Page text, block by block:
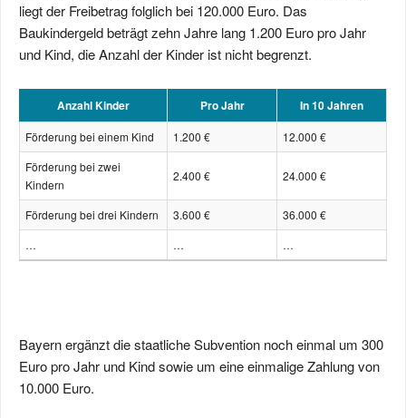
liegt der Freibetrag folglich bei 120.000 Euro. Das
Baukindergeld beträgt zehn Jahre lang 1.200 Euro pro Jahr
und Kind, die Anzahl der Kinder ist nicht begrenzt.
Anzahl Kinder Pro Jahr In 10 Jahren
Förderung bei einem Kind 1.200 €
12.000 €
Förderung bei zwei
Kindern
2.400 € 24.000 €
Förderung bei drei Kindern 3.600 €
36.000 €
…
… …
Bayern ergänzt die staatliche Subvention noch einmal um 300
Euro pro Jahr und Kind sowie um eine einmalige Zahlung von
10.000 Euro.